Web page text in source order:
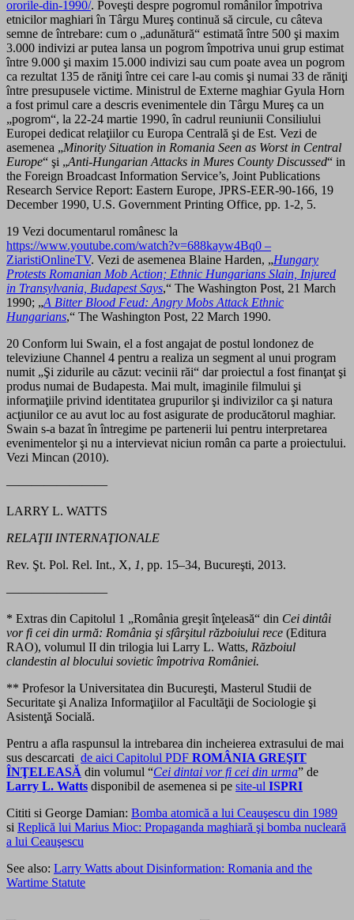
ororile-din-1990/. Poveşti despre pogromul românilor împotriva
etnicilor maghiari în Târgu Mureş continuă să circule, cu câteva
semne de întrebare: cum o „adunătură“ estimată între 500 şi maxim
3.000 indivizi ar putea lansa un pogrom împotriva unui grup estimat
între 9.000 şi maxim 15.000 indivizi sau cum poate avea un pogrom
ca rezultat 135 de răniţi între cei care l-au comis şi numai 33 de răniţi
între presupusele victime. Ministrul de Externe maghiar Gyula Horn
a fost primul care a descris evenimentele din Târgu Mureş ca un
„pogrom“, la 22-24 martie 1990, în cadrul reuniunii Consiliului
Europei dedicat relaţiilor cu Europa Centrală şi de Est. Vezi de
asemenea „Minority Situation in Romania Seen as Worst in Central
Europe“ şi „Anti-Hungarian Attacks in Mures County Discussed“ in
the Foreign Broadcast Information Service’s, Joint Publications
Research Service Report: Eastern Europe, JPRS-EER-90-166, 19
December 1990, U.S. Government Printing Office, pp. 1-2, 5.
19 Vezi documentarul românesc la
https://www.youtube.com/watch?v=688kayw4Bq0 –
ZiaristiOnlineTV. Vezi de asemenea Blaine Harden, „Hungary
Protests Romanian Mob Action; Ethnic Hungarians Slain, Injured
in Transylvania, Budapest Says,“ The Washington Post, 21 March
1990; „A Bitter Blood Feud: Angry Mobs Attack Ethnic
Hungarians,“ The Washington Post, 22 March 1990.
20 Conform lui Swain, el a fost angajat de postul londonez de
televiziune Channel 4 pentru a realiza un segment al unui program
numit „Şi zidurile au căzut: vecinii răi“ dar proiectul a fost finanţat şi
produs numai de Budapesta. Mai mult, imaginile filmului şi
informaţiile privind identitatea grupurilor şi indivizilor ca şi natura
acţiunilor ce au avut loc au fost asigurate de producătorul maghiar.
Swain s-a bazat în întregime pe partenerii lui pentru interpretarea
evenimentelor şi nu a intervievat niciun român ca parte a proiectului.
Vezi Mincan (2010).
————————
LARRY L. WATTS
RELAŢII INTERNAŢIONALE
Rev. Şt. Pol. Rel. Int., X, 1, pp. 15–34, Bucureşti, 2013.
————————
* Extras din Capitolul 1 „România greşit înţeleasă“ din Cei dintâi
vor fi cei din urmă: România şi sfârşitul războiului rece (Editura
RAO), volumul II din trilogia lui Larry L. Watts, Războiul
clandestin al blocului sovietic împotriva României.
** Profesor la Universitatea din Bucureşti, Masterul Studii de
Securitate şi Analiza Informaţiilor al Facultăţii de Sociologie şi
Asistenţă Socială.
Pentru a afla raspunsul la intrebarea din incheierea extrasului de mai
sus descarcati de aici Capitolul PDF ROMÂNIA GREŞIT
ÎNŢELEASĂ din volumul “Cei dintai vor fi cei din urma” de
Larry L. Watts disponibil de asemenea si pe site-ul ISPRI
Cititi si George Damian: Bomba atomică a lui Ceauşescu din 1989
si Replică lui Marius Mioc: Propaganda maghiară şi bomba nucleară
a lui Ceauşescu
See also: Larry Watts about Disinformation: Romania and the
Wartime Statute